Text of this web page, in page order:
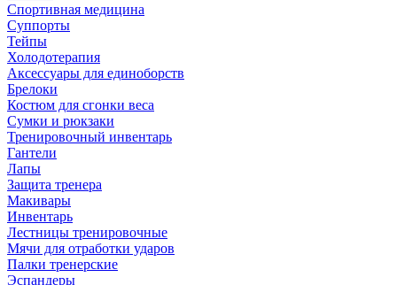
Спортивная медицина
Суппорты
Тейпы
Холодотерапия
Аксессуары для единоборств
Брелоки
Костюм для сгонки веса
Сумки и рюкзаки
Тренировочный инвентарь
Гантели
Лапы
Защита тренера
Макивары
Инвентарь
Лестницы тренировочные
Мячи для отработки ударов
Палки тренерские
Эспандеры